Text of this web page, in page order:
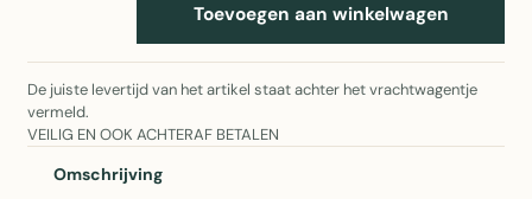
Toevoegen aan winkelwagen
De juiste levertijd van het artikel staat achter het vrachtwagentje
vermeld.
VEILIG EN OOK ACHTERAF BETALEN
Omschrijving